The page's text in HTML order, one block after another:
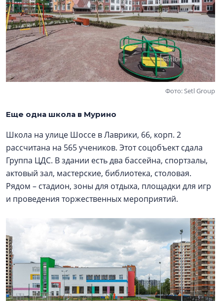
Фото: Setl Group
Еще одна школа в Мурино
Школа на улице Шоссе в Лаврики, 66, корп. 2
рассчитана на 565 учеников. Этот соцобъект сдала
Группа ЦДС. В здании есть два бассейна, спортзалы,
актовый зал, мастерские, библиотека, столовая.
Рядом – стадион, зоны для отдыха, площадки для игр
и проведения торжественных мероприятий.